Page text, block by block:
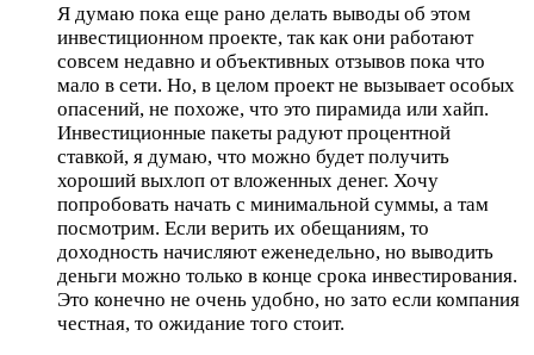
Я думаю пока еще рано делать выводы об этом
инвестиционном проекте, так как они работают
совсем недавно и объективных отзывов пока что
мало в сети. Но, в целом проект не вызывает особых
опасений, не похоже, что это пирамида или хайп.
Инвестиционные пакеты радуют процентной
ставкой, я думаю, что можно будет получить
хороший выхлоп от вложенных денег. Хочу
попробовать начать с минимальной суммы, а там
посмотрим. Если верить их обещаниям, то
доходность начисляют еженедельно, но выводить
деньги можно только в конце срока инвестирования.
Это конечно не очень удобно, но зато если компания
честная, то ожидание того стоит.